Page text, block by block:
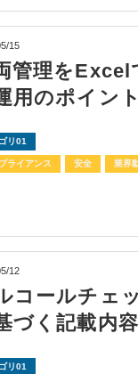
15
管理をExcel
用のポイン
リ01
ライアンス 安全 業界
12
コールチェ
づく記載内
リ01